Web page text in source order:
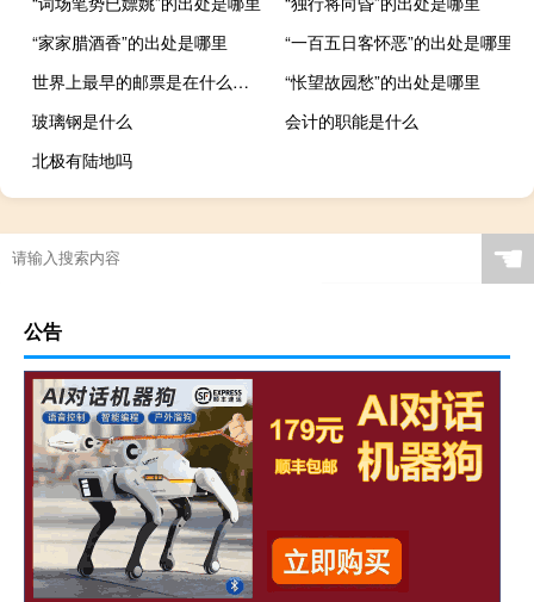
“家家腊酒香”的出处是哪里
“一百五日客怀恶”的出处是哪里
世界上最早的邮票是在什么国家发行的
“怅望故园愁”的出处是哪里
玻璃钢是什么
会计的职能是什么
北极有陆地吗
☚
公告